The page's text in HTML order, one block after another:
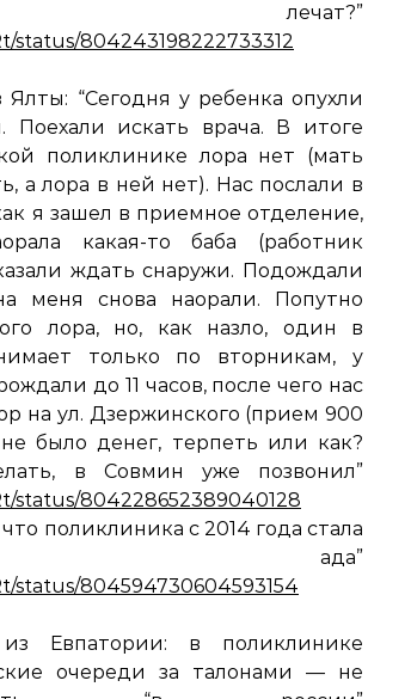
лечат?”
status/804243198222733312
“Сегодня у ребенка опухли
Поехали искать врача. В итоге
поликлинике лора нет (мать
а лора в ней нет). Нас послали в
я зашел в приемное отделение,
какая-то баба (работник
ждать снаружи. Подождали
меня снова наорали. Попутно
лора, но, как назло, один в
только по вторникам, у
до 11 часов, после чего нас
на ул. Дзержинского (прием 900
было денег, терпеть или как?
в Совмин уже позвонил”
status/804228652389040128
поликлиника с 2014 года стала
ада”
status/804594730604593154
Евпатории: в поликлинике
очереди за талонами — не